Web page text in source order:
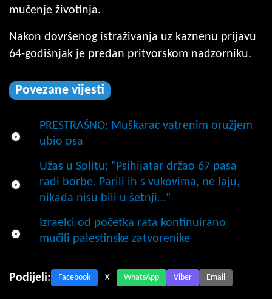
mučenje životinja.
Nakon dovršenog istraživanja uz kaznenu prijavu
64-godišnjak je predan pritvorskom nadzorniku.
Povezane vijesti
PRESTRAŠNO: Muškarac vatrenim oružjem
ubio psa
Užas u Splitu: "Psihijatar držao 67 pasa
radi borbe. Parili ih s vukovima, ne laju,
nikada nisu bili u šetnji…"
Izraelci od početka rata kontinuirano
mučili palestinske zatvorenike
Podijeli: Facebook X WhatsApp Viber Email